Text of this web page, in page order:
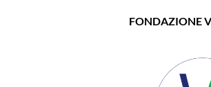
FONDAZIONE